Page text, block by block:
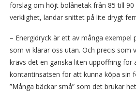
förslag om höjt bolånetak från 85 till 90
verklighet, landar snittet på lite drygt
– Energidryck är ett av många exempel
som vi klarar oss utan. Och precis som
krävs det en ganska liten uppoffring för
kontantinsatsen för att kunna köpa sin
”Många bäckar små” som det brukar